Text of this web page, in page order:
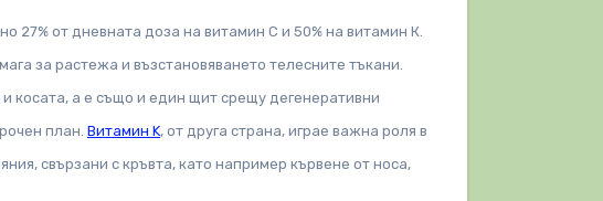
27% от дневната доза на витамин С и 50% на витамин К.
за растежа и възстановяването телесните тъкани.
косата, а е също и един щит срещу дегенеративни
план. Витамин K, от друга страна, играе важна роля в
свързани с кръвта, като например кървене от носа,